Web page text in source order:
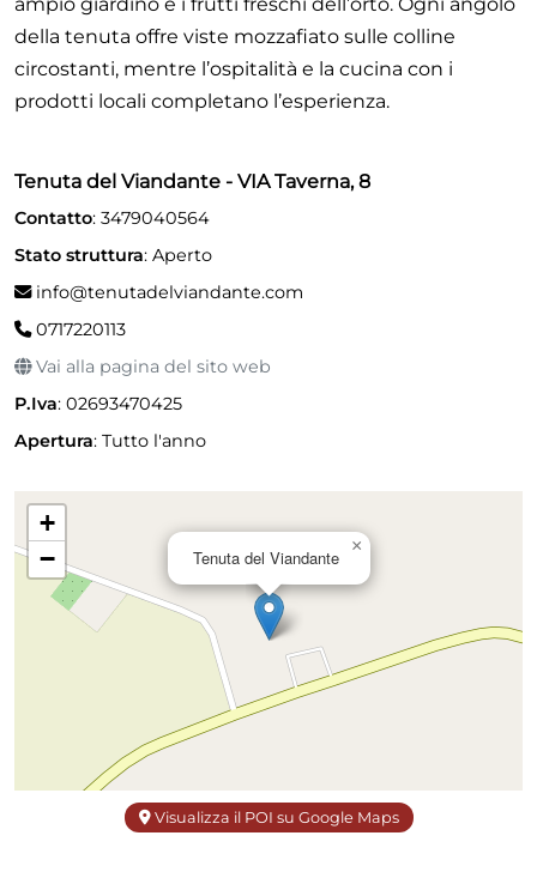
della tenuta offre viste mozzafiato sulle colline
circostanti, mentre l’ospitalità e la cucina con i
prodotti locali completano l’esperienza.
Tenuta del Viandante - VIA Taverna, 8
Contatto: 3479040564
Stato struttura: Aperto
info@tenutadelviandante.com
0717220113
Vai alla pagina del sito web
P.Iva: 02693470425
Apertura: Tutto l'anno
Tenuta del Viandante
×
+
−
Visualizza il POI su Google Maps